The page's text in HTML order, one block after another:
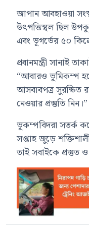
জাপান আবহাওয়া
উৎপত্তিস্থল ছিল
এবং ভূগর্ভের ৫০
প্রধানমন্ত্রী সানাই
“আবারও ভূমিকম্প
আসবাবপত্র সুরক্ষিত
নেওয়ার প্রস্তুতি নিন।”
ভূকম্পবিদরা সতর্ক
সপ্তাহ জুড়ে
তাই সবাইকে প্রস্তুত